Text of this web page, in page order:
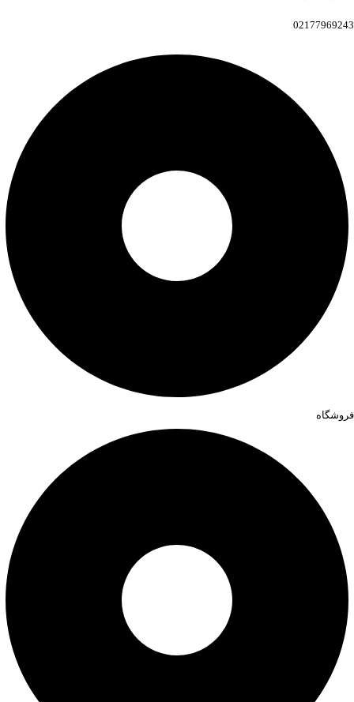
02177969243
فروشگاه